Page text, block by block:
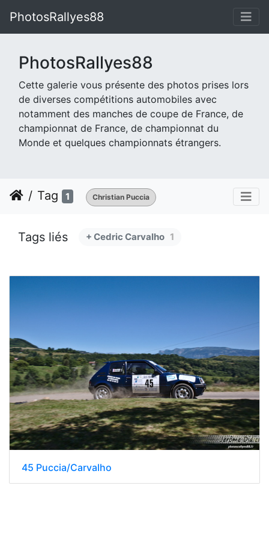
PhotosRallyes88
PhotosRallyes88
Cette galerie vous présente des photos prises lors
de diverses compétitions automobiles avec
notamment des manches de coupe de France, de
championnat de France, de championnat du
Monde et quelques championnats étrangers.
Tag 1 Christian Puccia
Tags liés + Cedric Carvalho 1
45 Puccia/Carvalho